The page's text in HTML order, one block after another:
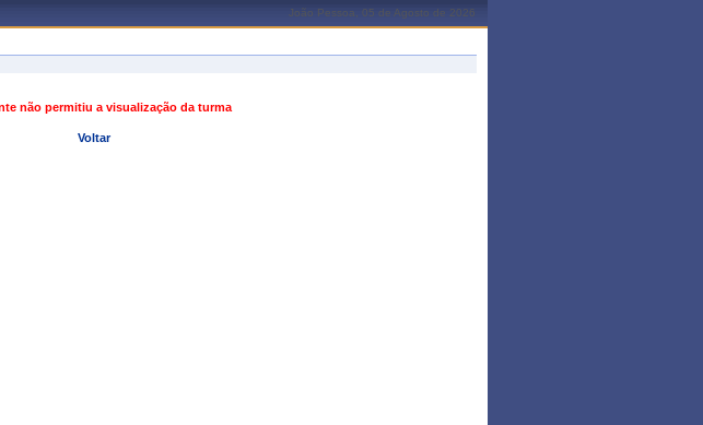
João Pessoa, 05 de Agosto de 2026
não permitiu a visualização da turma
Voltar